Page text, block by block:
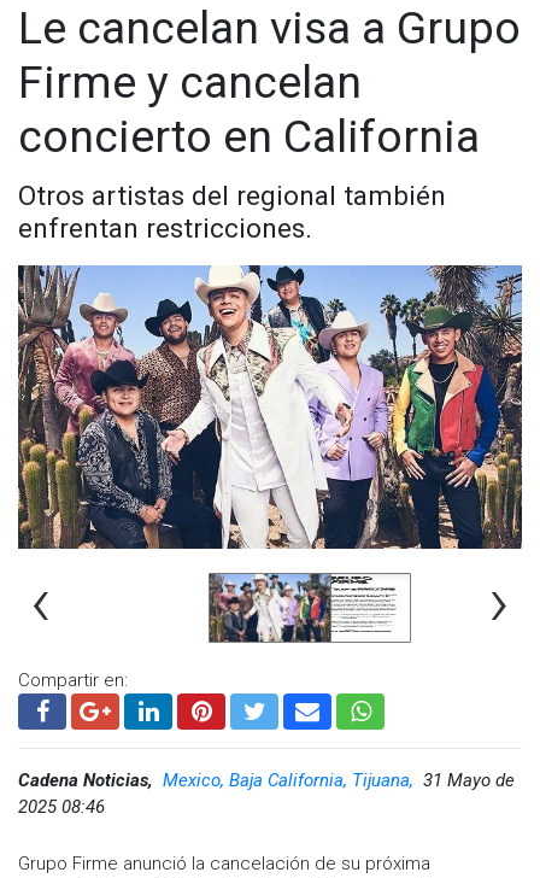
Le cancelan visa a Grupo
Firme y cancelan
concierto en California
Otros artistas del regional también
enfrentan restricciones.
‹ ›
Compartir en:
Cadena Noticias, Mexico, Baja California, Tijuana, 31 Mayo de
2025 08:46
Grupo Firme anunció la cancelación de su próxima